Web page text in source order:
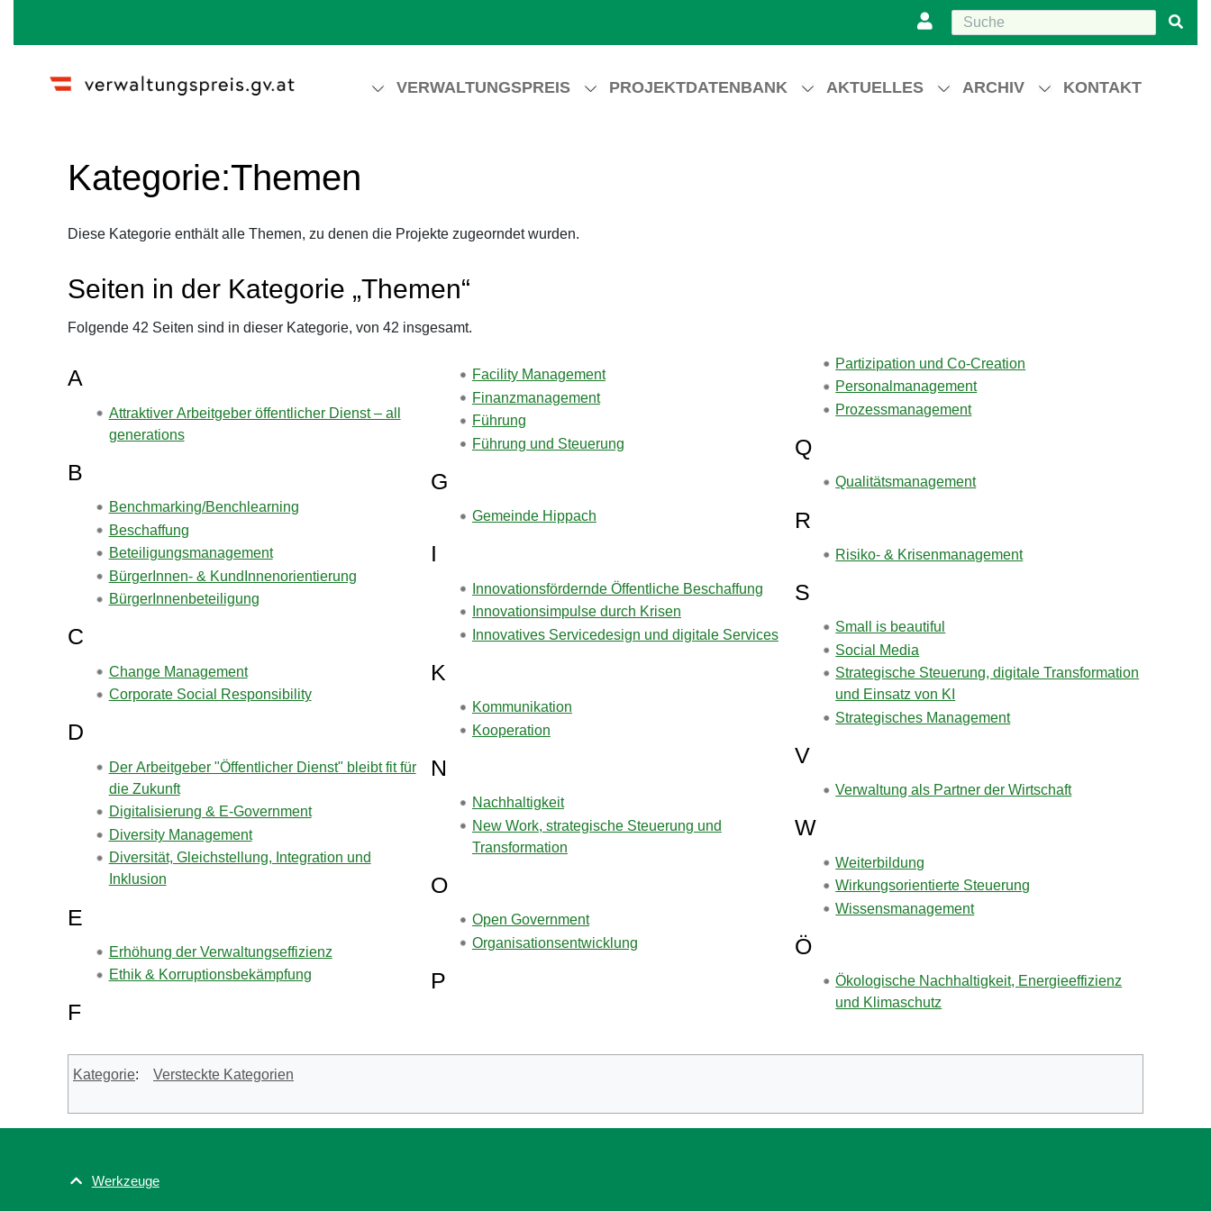
VERWALTUNGSPREIS PROJEKTDATENBANK AKTUELLES ARCHIV KONTAKT
Kategorie:Themen
Diese Kategorie enthält alle Themen, zu denen die Projekte zugeorndet wurden.
Seiten in der Kategorie „Themen“
Folgende 42 Seiten sind in dieser Kategorie, von 42 insgesamt.
A
Attraktiver Arbeitgeber öffentlicher Dienst – all
generations
B
Benchmarking/Benchlearning
Beschaffung
Beteiligungsmanagement
BürgerInnen- & KundInnenorientierung
BürgerInnenbeteiligung
C
Change Management
Corporate Social Responsibility
D
Der Arbeitgeber "Öffentlicher Dienst" bleibt fit für
die Zukunft
Digitalisierung & E-Government
Diversity Management
Diversität, Gleichstellung, Integration und
Inklusion
E
Erhöhung der Verwaltungseffizienz
Ethik & Korruptionsbekämpfung
F
Facility Management
Finanzmanagement
Führung
Führung und Steuerung
G
Gemeinde Hippach
I
Innovationsfördernde Öffentliche Beschaffung
Innovationsimpulse durch Krisen
Innovatives Servicedesign und digitale Services
K
Kommunikation
Kooperation
N
Nachhaltigkeit
New Work, strategische Steuerung und
Transformation
O
Open Government
Organisationsentwicklung
P
Partizipation und Co-Creation
Personalmanagement
Prozessmanagement
Q
Qualitätsmanagement
R
Risiko- & Krisenmanagement
S
Small is beautiful
Social Media
Strategische Steuerung, digitale Transformation
und Einsatz von KI
Strategisches Management
V
Verwaltung als Partner der Wirtschaft
W
Weiterbildung
Wirkungsorientierte Steuerung
Wissensmanagement
Ö
Ökologische Nachhaltigkeit, Energieeffizienz
und Klimaschutz
Kategorie: Versteckte Kategorien
Werkzeuge